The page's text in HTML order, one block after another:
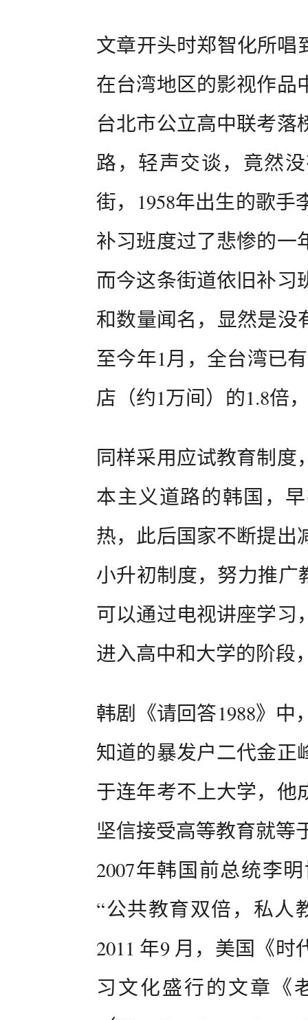
文章开头时郑智化所唱
在台湾地区的影视作品
台北市公立高中联考落
路，轻声交谈，竟然
街，1958年出生的歌
补习班度过了悲惨的一
而今这条街道依旧补习
和数量闻名，显然是没
至今年1月，全台湾已
店（约1万间）的1.8倍
同样采用应试教育制度
本主义道路的韩国，
热，此后国家不断提出
小升初制度，努力推广
可以通过电视讲座学习
进入高中和大学的阶段
韩剧《请回答1988》
知道的暴发户二代金正
于连年考不上大学，他
坚信接受高等教育就等
2007年韩国前总统李
“公共教育双倍，私人
2011 年9 月，美国《
习文化盛行的文章《